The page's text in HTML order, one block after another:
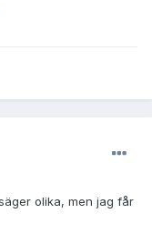
olika, men jag får